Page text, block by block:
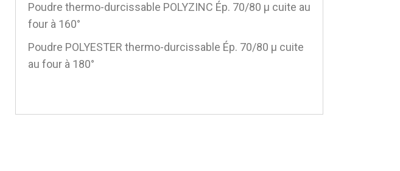
Poudre thermo-durcissable POLYZINC Ép. 70/80 μ cuite au
four à 160°
Poudre POLYESTER thermo-durcissable Ép. 70/80 μ cuite
au four à 180°